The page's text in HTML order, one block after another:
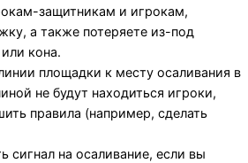
защитникам и игрокам,
а также потеряете из-под
кона.
площадки к месту осаливания в
не будут находиться игроки,
правила (например, сделать
сигнал на осаливание, если вы